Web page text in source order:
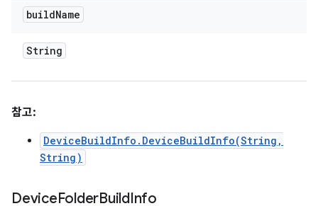
buildName
String
참고:
DeviceBuildInfo.DeviceBuildInfo(String,
String)
DeviceFolderBuildInfo